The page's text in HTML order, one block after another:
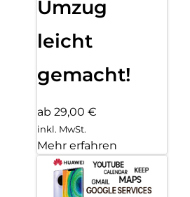
Umzug
leicht
gemacht!
ab 29,00 €
inkl. MwSt.
Mehr erfahren